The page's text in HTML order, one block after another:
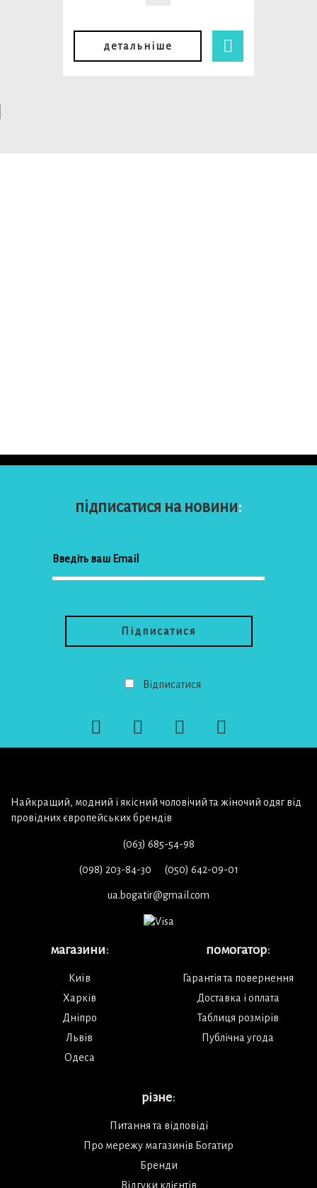
детальніше
підписатися на новини:
Відписатися
Найкращий, модний і якісний чоловічий та жіночий одяг від
провідних європейських брендів
(063) 685-54-98
(098) 203-84-30 (050) 642-09-01
ua.bogatir@gmail.com
магазини:
Київ
Харків
Дніпро
Львів
Одеса
помогатор:
Гарантія та повернення
Доставка і оплата
Таблиця розмірів
Публічна угода
різне:
Питання та відповіді
Про мережу магазинів Богатир
Бренди
Відгуки клієнтів